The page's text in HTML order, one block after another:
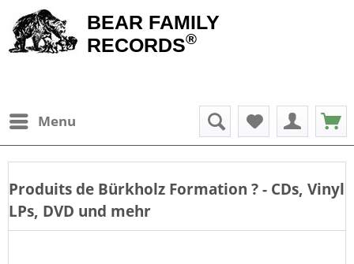
BEAR FAMILY
RECORDS®
Menu
Produits de Bürkholz Formation ? - CDs, Vinyl
LPs, DVD und mehr